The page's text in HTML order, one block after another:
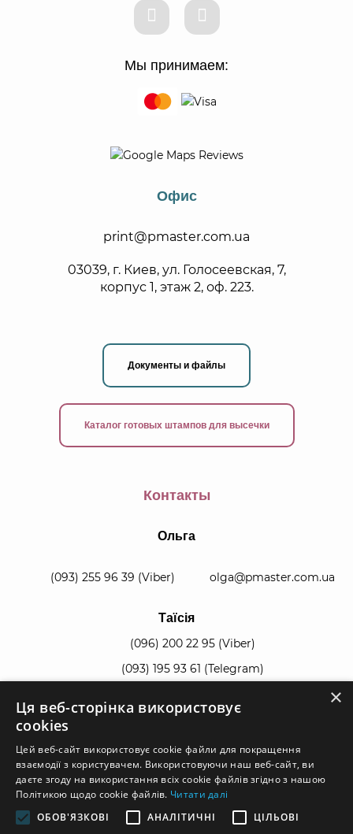
Мы принимаем:
Офис
print@pmaster.com.ua
03039, г. Киев, ул. Голосеевская, 7,
корпус 1, этаж 2, оф. 223.
Документы и файлы
Каталог готовых штампов для высечки
Контакты
Ольга
(093) 255 96 39 (Viber) olga@pmaster.com.ua
Таїсія
(096) 200 22 95(Viber)
(093) 195 93 61 (Telegram)
manager@pmaster.com.ua
© 2026, все права защищены.
×
Ця веб-сторінка використовує
cookies
Цей веб-сайт використовує cookie файли для покращення
взаємодії з користувачем. Використовуючи наш веб-сайт, ви
даєте згоду на використання всіх cookie файлів згідно з нашою
Політикою щодо cookie файлів. Читати далі
ОБОВ'ЯЗКОВІ
АНАЛІТИЧНІ ЦІЛЬОВІ